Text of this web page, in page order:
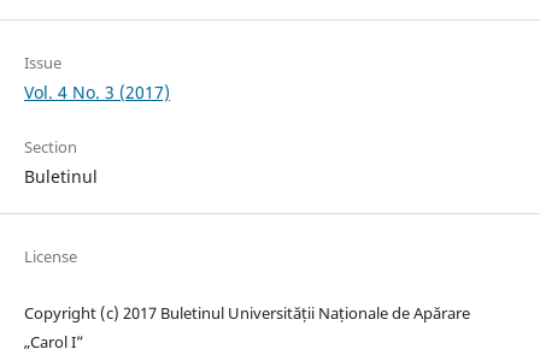
Issue
Vol. 4 No. 3 (2017)
Section
Buletinul
License
Copyright (c) 2017 Buletinul Universității Naționale de Apărare
„Carol I”